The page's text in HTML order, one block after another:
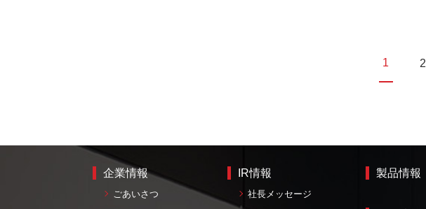
1 2
企業情報
ごあいさつ
IR情報
社長メッセージ
製品情報